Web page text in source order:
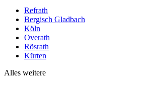
Refrath
Bergisch Gladbach
Köln
Overath
Rösrath
Kürten
Alles weitere